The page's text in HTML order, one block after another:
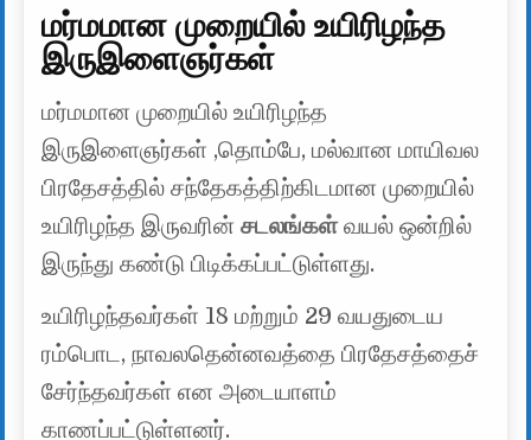
மர்மமான முறையில் உயிரிழந்த
இருஇளைஞர்கள்
மர்மமான முறையில் உயிரிழந்த
இருஇளைஞர்கள் ,தொம்பே, மல்வான மாயிவல
பிரதேசத்தில் சந்தேகத்திற்கிடமான முறையில்
உயிரிழந்த இருவரின் சடலங்கள்வயல் ஒன்றில்
இருந்து கண்டு பிடிக்கப்பட்டுள்ளது.
உயிரிழந்தவர்கள் 18 மற்றும் 29 வயதுடைய
ரம்பொட, நாவலதென்னவத்தை பிரதேசத்தைச்
சேர்ந்தவர்கள் என அடையாளம்
காணப்பட்டுள்ளனர்.